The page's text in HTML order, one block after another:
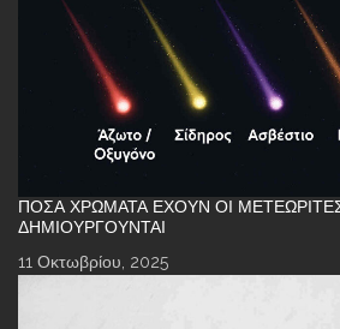
ΠΌΣΑ ΧΡΏΜΑΤΑ ΈΧΟΥΝ ΟΙ
ΔΗΜΙΟΥΡΓΟΎΝΤΑΙ
11 Οκτωβρίου, 2025